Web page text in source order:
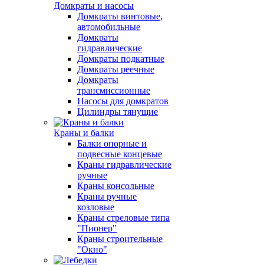
Домкраты и насосы
Домкраты винтовые,
автомобильные
Домкраты
гидравлические
Домкраты подкатные
Домкраты реечные
Домкраты
трансмиссионные
Насосы для домкратов
Цилиндры тянущие
Краны и балки
Балки опорные и
подвесные концевые
Краны гидравлические
ручные
Краны консольные
Краны ручные
козловые
Краны стреловые типа
"Пионер"
Краны строительные
"Окно"